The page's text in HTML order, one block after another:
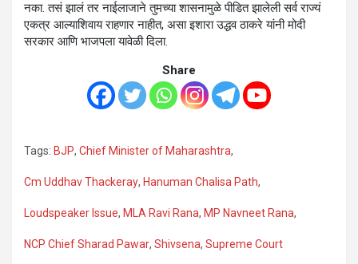
नका. तसं झालं तर नाईलाजाने तुमच्या शासनामुळे पीडित झालेली सर्व राज्यं
एकत्र आल्याशिवाय राहणार नाहीत, असा इशारा उद्धव ठाकरे यांनी मोदी
सरकार आणि भाजपला यावेळी दिला.
Share
Tags: BJP, Chief Minister of Maharashtra,
Cm Uddhav Thackeray, Hanuman Chalisa Path,
Loudspeaker Issue, MLA Ravi Rana, MP Navneet Rana,
NCP Chief Sharad Pawar, Shivsena, Supreme Court